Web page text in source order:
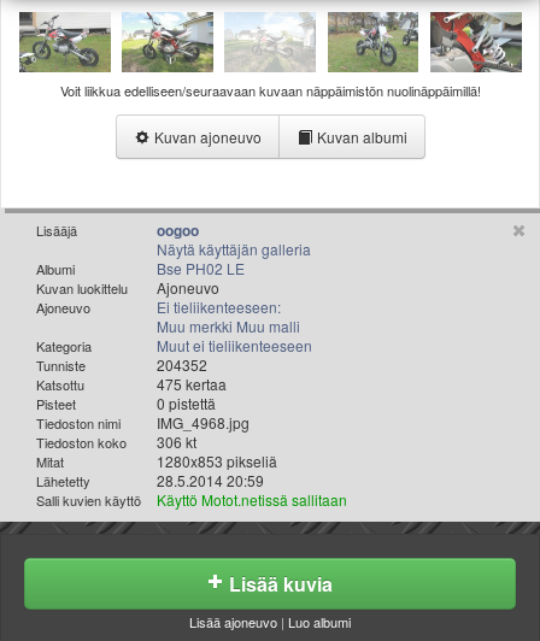
MP13 kuvia
ACS 2015 kuvia
Lisää uusi tapahtuma
UUTISET
Valitse paikkakunta
Tampereen sää
Turun sää
Oulun sää
Kuopion sää
Rovaniemen sää
MUUT
VIP-jäsenyys
Paidat ja vaatteet
Suunnittele oma paita
Mainostus
Palaute
Kevytversio
Voit liikkua edelliseen/seuraavaan kuvaan näppäimistön nuolinäppäimillä!
Kuvan ajoneuvo Kuvan albumi
Lisääjä oogoo
Näytä käyttäjän galleria
Albumi Bse PH02 LE
Kuvan luokittelu Ajoneuvo
Ajoneuvo
Ei tieliikenteeseen:
Muu merkki Muu malli
Kategoria Muut ei tieliikenteeseen
Tunniste 204352
Katsottu 475 kertaa
Pisteet 0 pistettä
Tiedoston nimi IMG_4968.jpg
Tiedoston koko 306 kt
Mitat 1280x853 pikseliä
Lähetetty 28.5.2014 20:59
Salli kuvien käyttö Käyttö Motot.netissä sallitaan
Lisää kuvia
Lisää ajoneuvo | Luo albumi